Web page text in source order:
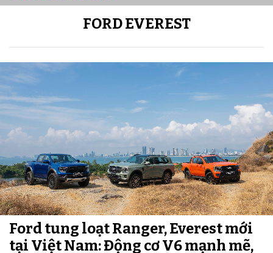
FORD EVEREST
Ford tung loạt Ranger, Everest mới
tại Việt Nam: Động cơ V6 mạnh mẽ,